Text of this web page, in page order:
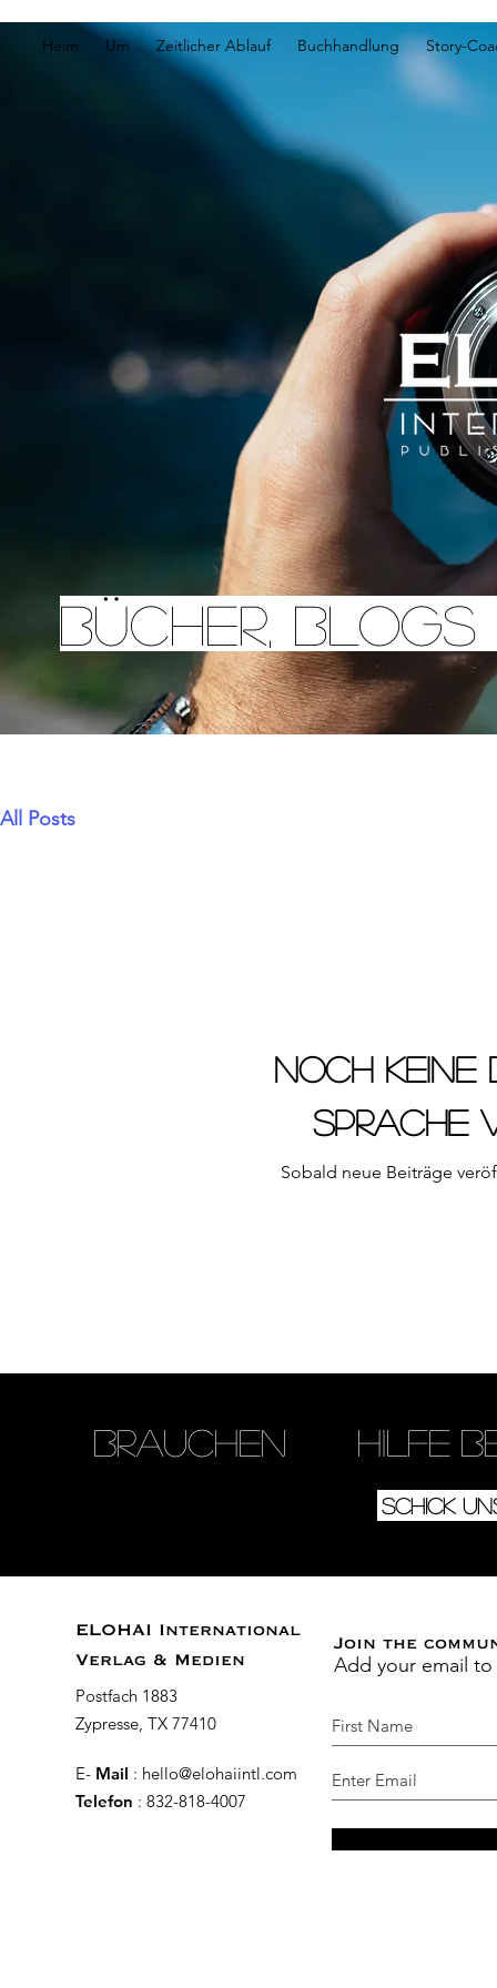
Heim Um Zeitlicher Ablauf Buchhandlung Story-
Bücher,
All Posts
Noch keine
Sobald neue Beiträge
Brauchen Hilfe
Schick
ELOHAI International
Verlag & Medien
Postfach 1883
Zypresse, TX 77410
E- Mail : hello@elohaiintl.com
Telefon : 832-818-4007
Join the
Add your email